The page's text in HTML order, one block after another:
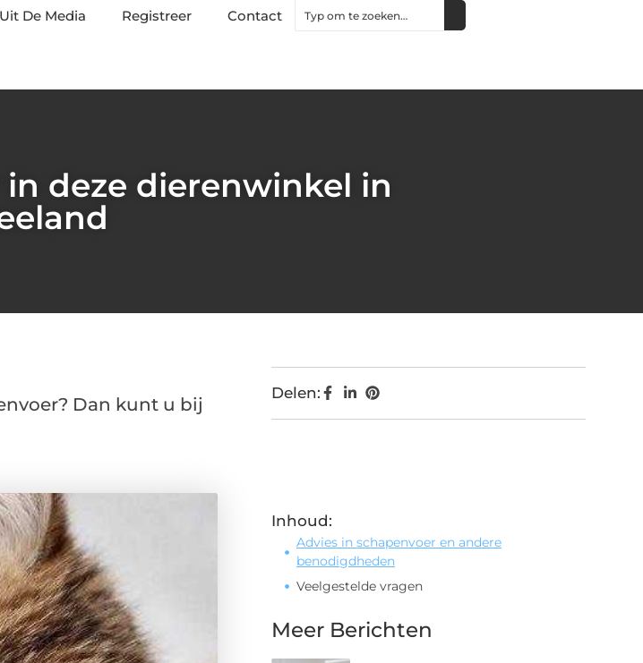
Uit De Media Registreer Contact
deze dierenwinkel in
Dan kunt u bij
Delen:
Inhoud:
Advies in schapenvoer en andere
benodigdheden
Veelgestelde vragen
Meer Berichten